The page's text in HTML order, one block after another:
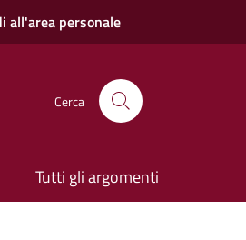
all'area personale
Cerca
Tutti gli argomenti